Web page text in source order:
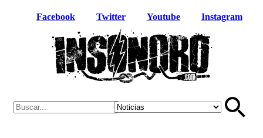
Facebook Twitter Youtube Instagram